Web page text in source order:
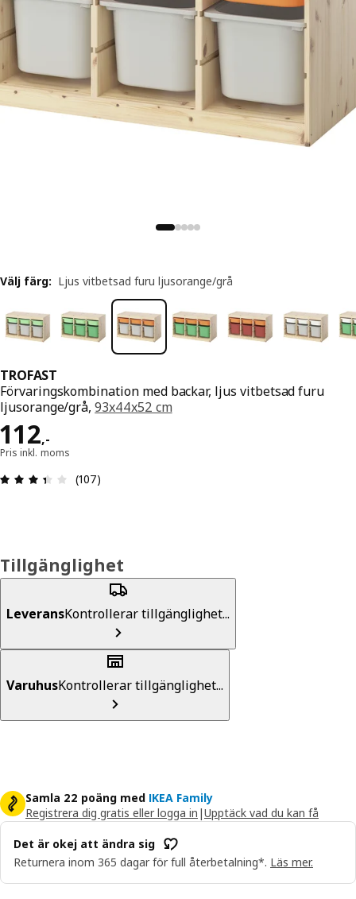
TROFAST
Förvaringskombination med backar, ljus vitbetsad furu
ljusorange/grå,93x44x52 cm
112,-
Pris 112,-
Pris inkl. moms
Recension: 3.4 / 5 stjärnor. Totalt antal
(107)
Välj färg: Ljus vitbetsad furu ljusorange/grå
Tillgänglighet
LeveransKontrollerar tillgänglighet...
VaruhusKontrollerar tillgänglighet...
Samla 22 poäng med IKEA Family
Registrera dig gratis eller logga in |Upptäck vad du kan få
Det är okej att ändra sig
Returnera inom 365 dagar för full återbetalning*. Läs mer.